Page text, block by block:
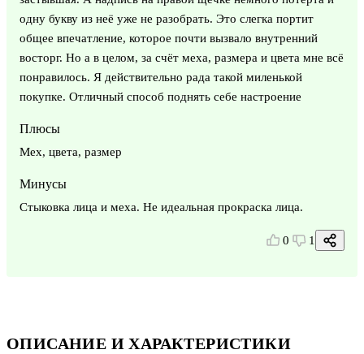
ОПИСАНИЕ И ХАРАКТЕРИСТИКИ
одну букву из неё уже не разобрать. Это слегка портит
общее впечатление, которое почти вызвало внутренний
восторг. Но а в целом, за счёт меха, размера и цвета мне всё
понравилось. Я действительно рада такой миленькой
покупке. Отличный способ поднять себе настроение
Плюсы
Мех, цвета, размер
Минусы
Стыковка лица и меха. Не идеальная прокраска лица.
0 1